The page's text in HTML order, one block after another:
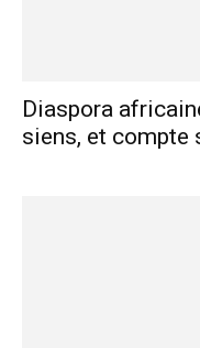
Diaspora
siens, et compte